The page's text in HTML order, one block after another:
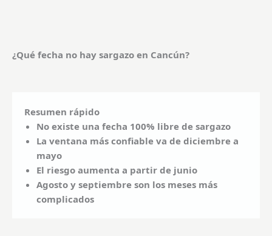
¿Qué fecha no hay sargazo en Cancún?
Resumen rápido
No existe una fecha 100% libre de sargazo
La ventana más confiable va de diciembre a
mayo
El riesgo aumenta a partir de junio
Agosto y septiembre son los meses más
complicados